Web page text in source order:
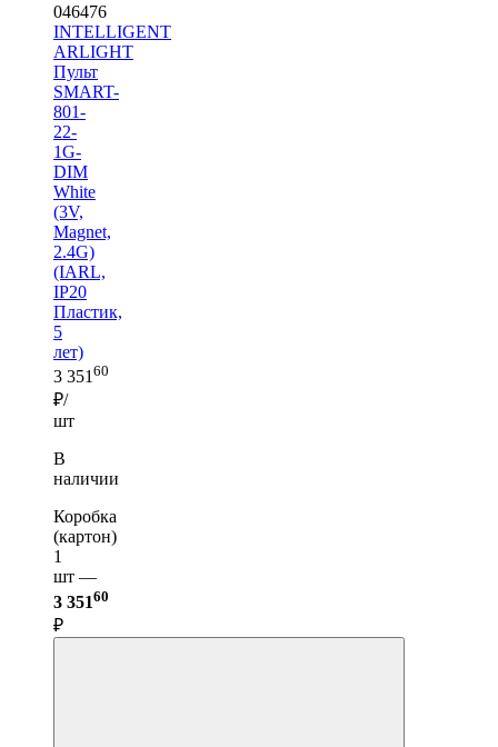
046476
INTELLIGENT
ARLIGHT
Пульт
SMART-
801-
22-
1G-
DIM
White
(3V,
Magnet,
2.4G)
(IARL,
IP20
Пластик,
5
лет)
3 351 60
₽/
шт
В
наличии
Коробка
(картон)
1
шт —
3 35160
₽